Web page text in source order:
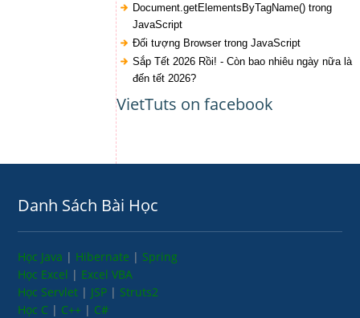
Document.getElementsByTagName() trong
JavaScript
Đối tượng Browser trong JavaScript
Sắp Tết 2026 Rồi! - Còn bao nhiêu ngày nữa là
đến tết 2026?
VietTuts on facebook
Danh Sách Bài Học
Học Java | Hibernate | Spring
Học Excel | Excel VBA
Học Servlet | JSP | Struts2
Học C | C++ | C#